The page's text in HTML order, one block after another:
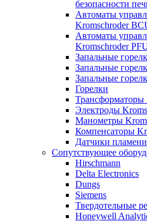
безопасности
Автоматы
Kromschroder
Автоматы
Kromschroder
Запальные
Запальные
Запальные
Горелки
Трансформаторы
Электроды
Манометры
Компенсаторы
Датчики
Сопутствующее
Hirschmann
Delta Electronics
Dungs
Siemens
Твердотельные
Honeywell